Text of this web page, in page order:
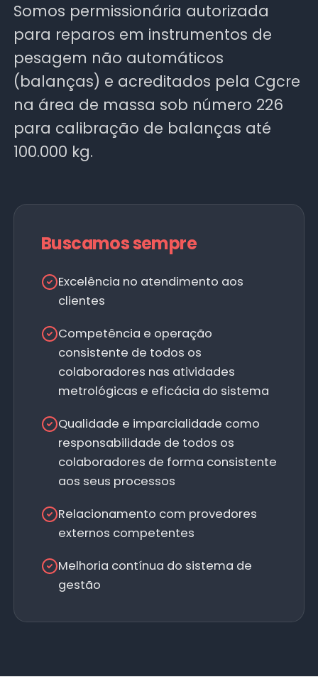
Somos permissionária autorizada
para reparos em instrumentos de
pesagem não automáticos
(balanças) e acreditados pela Cgcre
na área de massa sob número 226
para calibração de balanças até
100.000 kg.
Buscamos sempre
Excelência no atendimento aos
clientes
Competência e operação
consistente de todos os
colaboradores nas atividades
metrológicas e eficácia do sistema
Qualidade e imparcialidade como
responsabilidade de todos os
colaboradores de forma consistente
aos seus processos
Relacionamento com provedores
externos competentes
Melhoria contínua do sistema de
gestão